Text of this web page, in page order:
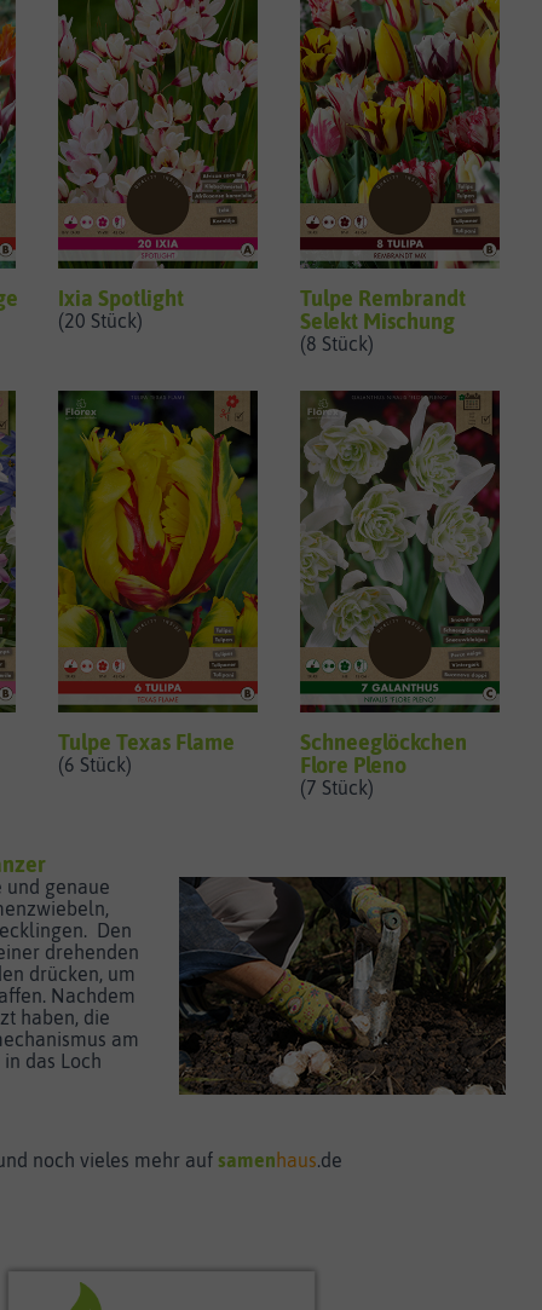
Ixia Spotlight
(20 Stück)
Tulpe Rembrandt
Selekt Mischung
(8 Stück)
Tulpe Texas Flame
(6 Stück)
Schneeglöckchen
Flore Pleno
(7 Stück)
und genaue
Den
drehenden
drücken, um
Nachdem
haben, die
am
das Loch
noch vieles mehr auf samen haus.de